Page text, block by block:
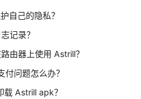
自己的隐私？
记录？
由器上使用 Astrill？
付问题怎么办？
载 Astrill apk？